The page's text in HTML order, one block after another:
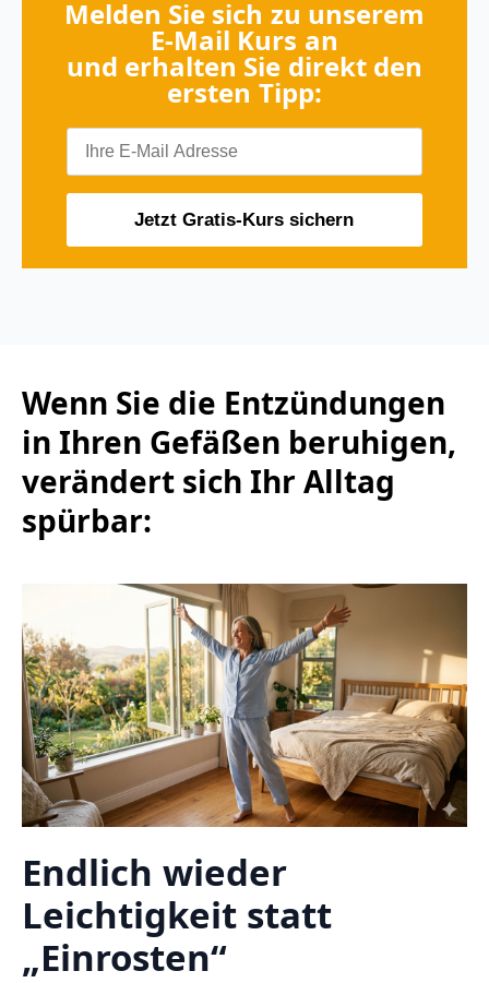
Melden Sie sich zu unserem
E‑Mail Kurs an
und erhalten Sie direkt den
ersten Tipp:
Jetzt Gratis-Kurs sichern
Wenn Sie die Entzündungen
in Ihren Gefäßen beruhigen,
verändert sich Ihr Alltag
spürbar:
Endlich wieder
Leichtigkeit statt
„Einrosten“